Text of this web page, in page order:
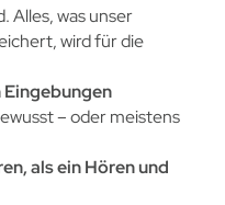
Alles, was unser
wird für die
– oder meistens
als ein Hören und